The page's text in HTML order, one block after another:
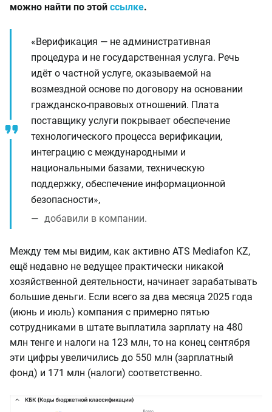
можно найти по этой ссылке.
«Верификация — не административная
процедура и не государственная услуга. Речь
идёт о частной услуге, оказываемой на
возмездной основе по договору на основании
гражданско-правовых отношений. Плата
поставщику услуги покрывает обеспечение
технологического процесса верификации,
интеграцию с международными и
национальными базами, техническую
поддержку, обеспечение информационной
безопасности»,
добавили в компании.
Между тем мы видим, как активно ATS Mediafon KZ,
ещё недавно не ведущее практически никакой
хозяйственной деятельности, начинает зарабатывать
большие деньги. Если всего за два месяца 2025 года
(июнь и июль) компания с примерно пятью
сотрудниками в штате выплатила зарплату на 480
млн тенге и налоги на 123 млн, то на конец сентября
эти цифры увеличились до 550 млн (зарплатный
фонд) и 171 млн (налоги) соответственно.